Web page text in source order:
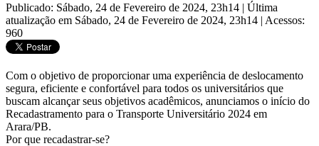
Publicado: Sábado, 24 de Fevereiro de 2024, 23h14 | Última
atualização em Sábado, 24 de Fevereiro de 2024, 23h14 | Acessos:
960
Com o objetivo de proporcionar uma experiência de deslocamento
segura, eficiente e confortável para todos os universitários que
buscam alcançar seus objetivos acadêmicos, anunciamos o início do
Recadastramento para o Transporte Universitário 2024 em
Arara/PB.
Por que recadastrar-se?